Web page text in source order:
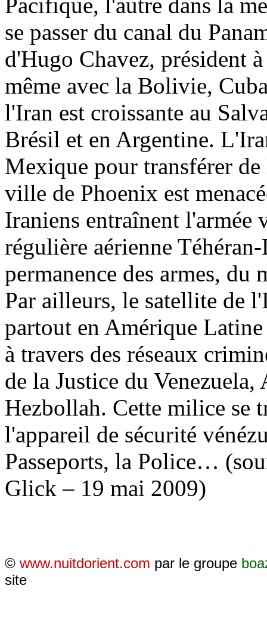
se passer du canal du
d'Hugo Chavez, président
même avec la Bolivie,
l'Iran est croissante au
Brésil et en Argentine.
Mexique pour transférer
ville de Phoenix est
Iraniens entraînent l'armée
régulière aérienne
permanence des armes, du
Par ailleurs, le satellite de
partout en Amérique
à travers des réseaux
de la Justice du
Hezbollah. Cette milice se
l'appareil de sécurité
Passeports, la Police…
Glick – 19 mai 2009)
© www.nuitdorient.com par le groupe
site